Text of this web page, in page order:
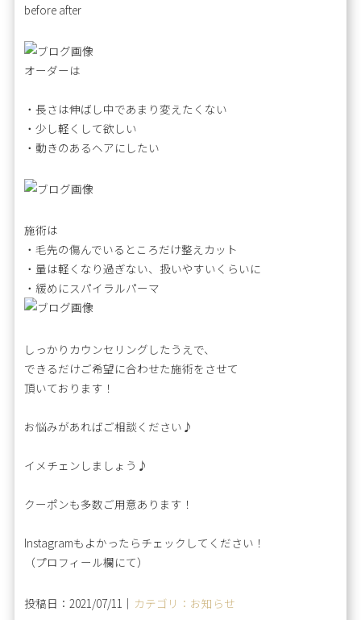
before after
オーダーは
・長さは伸ばし中であまり変えたくない
・少し軽くして欲しい
・動きのあるヘアにしたい
施術は
・毛先の傷んでいるところだけ整えカット
・量は軽くなり過ぎない、扱いやすいくらいに
・緩めにスパイラルパーマ
しっかりカウンセリングしたうえで、
できるだけご希望に合わせた施術をさせて
頂いております！
お悩みがあればご相談ください♪
イメチェンしましょう♪
クーポンも多数ご用意あります！
Instagramもよかったらチェックしてください！
（プロフィール欄にて）
投稿日：2021/07/11｜ カテゴリ：お知らせ